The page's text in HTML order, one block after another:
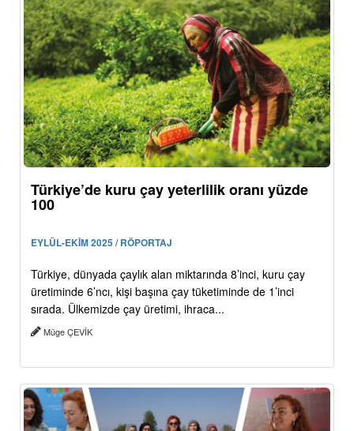
Türkiye’de kuru çay yeterlilik oranı yüzde
100
EYLÜL-EKİM 2025 / RÖPORTAJ
Türkiye, dünyada çaylık alan miktarında 8’inci, kuru çay
üretiminde 6’ncı, kişi başına çay tüketiminde de 1’inci
sırada. Ülkemizde çay üretimi, ihraca...
Müge ÇEVİK